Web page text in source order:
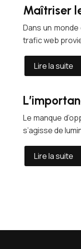
Maîtriser
Dans un
trafic web
Lire la suite
Le manque
s’agisse de
Lire la suite